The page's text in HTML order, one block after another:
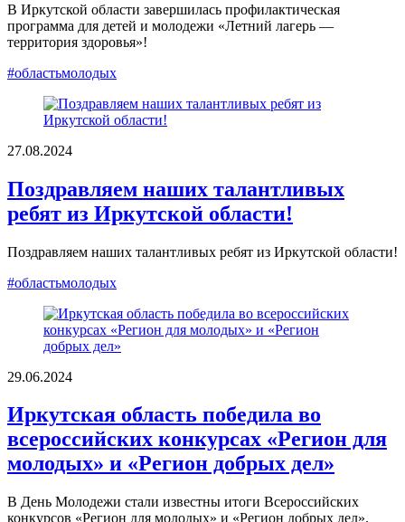
В Иркутской области завершилась профилактическая
программа для детей и молодежи «Летний лагерь —
территория здоровья»!
#областьмолодых
27.08.2024
Поздравляем наших талантливых
ребят из Иркутской области!
Поздравляем наших талантливых ребят из Иркутской области!
#областьмолодых
29.06.2024
Иркутская область победила во
всероссийских конкурсах «Регион для
молодых» и «Регион добрых дел»
В День Молодежи стали известны итоги Всероссийских
конкурсов «Регион для молодых» и «Регион добрых дел».